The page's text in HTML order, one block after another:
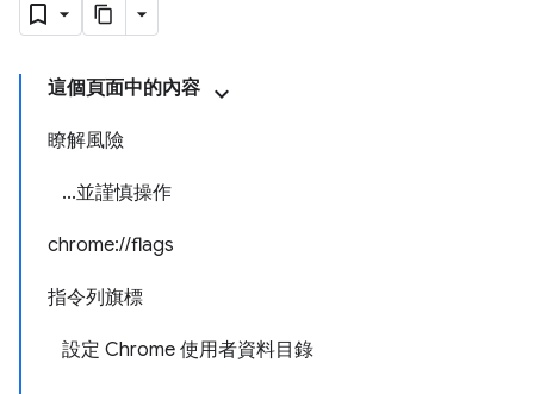
這個頁面中的內容
瞭解風險
...並謹慎操作
chrome://flags
指令列旗標
設定 Chrome 使用者資料目錄